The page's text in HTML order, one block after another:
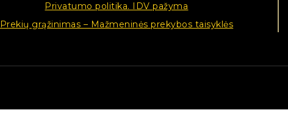
Privatumo politika. IDV pažyma
Prekių grąžinimas – Mažmeninės prekybos taisyklės